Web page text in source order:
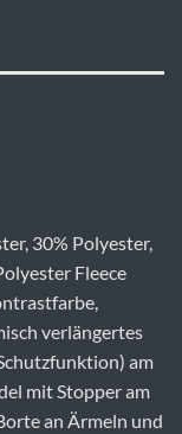
30% Polyester,
Fleece
verlängertes
am
mit Stopper am
an Ärmeln und